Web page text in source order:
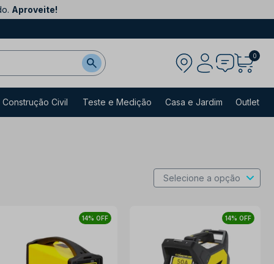
Aproveite!
0
Construção Civil Teste e Medição Casa e Jardim Outlet
14% OFF 14% OFF